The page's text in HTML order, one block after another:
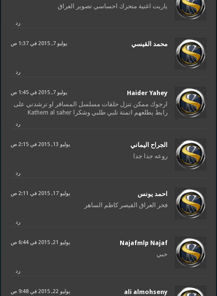
ياريت اغنية متحرك احساسي تصوير العراق
رد
محمد القيسي يوليو 7, 2015 في 1:37 ص
رد
Haider Yahey يوليو 7, 2015 في 1:45 ص
ارجوك ممكن تنزل حلقات مسلسل المسافر او ترشدني على
رابط يطلعهم اتمنة تلبي طلبي وشكرا Kathem al saher
رد
الجراح اليماني يوليو 13, 2015 في 2:15 ص
روعه جدا جدا
رد
احمد يونس يوليو 17, 2015 في 2:11 ص
فخر العراق القيصر كاظم الساهر
رد
Najafmlp Najaf يوليو 21, 2015 في 6:44 ص
حبي
رد
ali almohseny يوليو 22, 2015 في 9:48 ص